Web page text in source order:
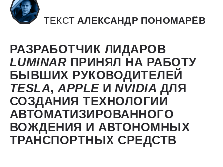
ТЕКСТ АЛЕКСАНДР ПОНОМАРЁВ
РАЗРАБОТЧИК ЛИДАРОВ
LUMINAR ПРИНЯЛ НА РАБОТУ
БЫВШИХ РУКОВОДИТЕЛЕЙ
TESLA,APPLE ИNVIDIA ДЛЯ
СОЗДАНИЯ ТЕХНОЛОГИИ
АВТОМАТИЗИРОВАННОГО
ВОЖДЕНИЯ И АВТОНОМНЫХ
ТРАНСПОРТНЫХ СРЕДСТВ